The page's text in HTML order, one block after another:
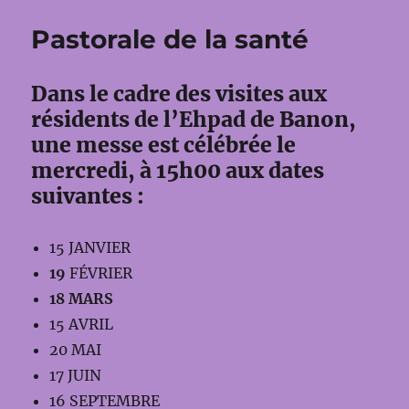
Pastorale de la santé
Dans le cadre des visites aux
résidents de l’Ehpad de Banon,
une messe est célébrée le
mercredi, à 15h00 aux dates
suivantes :
15 JANVIER
19 FÉVRIER
18 MARS
15 AVRIL
20 MAI
17 JUIN
16 SEPTEMBRE